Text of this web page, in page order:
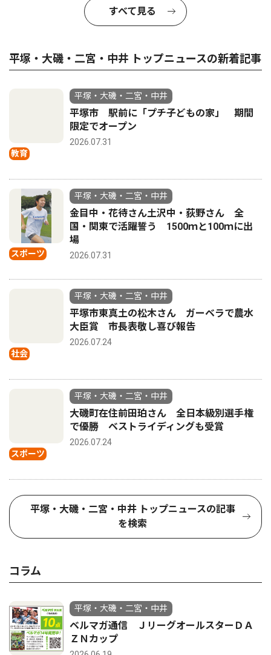
すべて見る
平塚・大磯・二宮・中井 トップニュースの新着記事
教育
平塚・大磯・二宮・中井
平塚市 駅前に「プチ子どもの家」 期間
限定でオープン
2026.07.31
スポーツ
平塚・大磯・二宮・中井
金目中・花待さん土沢中・荻野さん 全
国・関東で活躍誓う 1500ｍと100ｍに出
場
2026.07.31
社会
平塚・大磯・二宮・中井
平塚市東真土の松木さん ガーベラで農水
大臣賞 市長表敬し喜び報告
2026.07.24
スポーツ
平塚・大磯・二宮・中井
大磯町在住前田珀さん 全日本級別選手権
で優勝 ベストライディングも受賞
2026.07.24
平塚・大磯・二宮・中井 トップニュースの記事
を検索
コラム
平塚・大磯・二宮・中井
ベルマガ通信 ＪリーグオールスターＤＡ
ＺＮカップ